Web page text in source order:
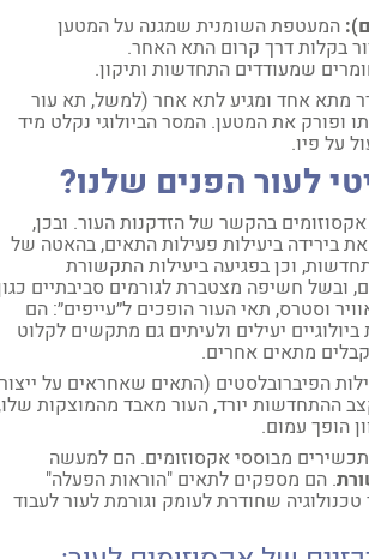
המעטפת השומנית שמגנה על המטען
דרך קרום התא האחר.
שמעודדים התחדשות ותיקון.
אחד ומגיע לתא אחר (למשל, תא עור
את המטען. המסר הביולוגי נקלט מיד
פיו.
לעור הפנים שלנו?
בהקשר של הזדקנות העור. ובכן,
ביעילות פעילות התאים, בהאטה של
וכן בפגיעה ביעילות התקשורת
חשיפה מצטברת לגורמים סביבתיים כגון
וסטרס, תאי העור הופכים ל״עייפים״: הם
יעילים ולעיתים גם מתקשים לקלוט
מתאים אחרים.
הפיברובלסטים (התאים שאחראים על ייצור
ההתחדשות יורד, העור מאבד מהמוצקות שלו,
עמום.
מבוססי אקסוזומים. הם למעשה
. הם מספקים לתאים "הוראות הפעלה"
שחודרת לעומק וגורמת לעור לעבוד